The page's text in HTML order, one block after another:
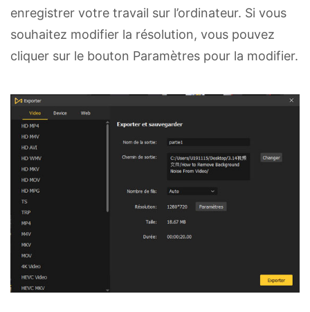
enregistrer votre travail sur l’ordinateur. Si vous
souhaitez modifier la résolution, vous pouvez
cliquer sur le bouton Paramètres pour la modifier.